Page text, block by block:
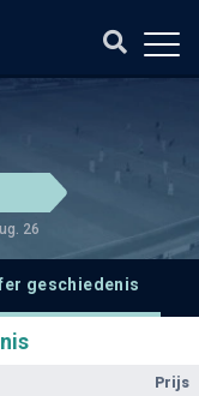
26
geschiedenis
Prijs